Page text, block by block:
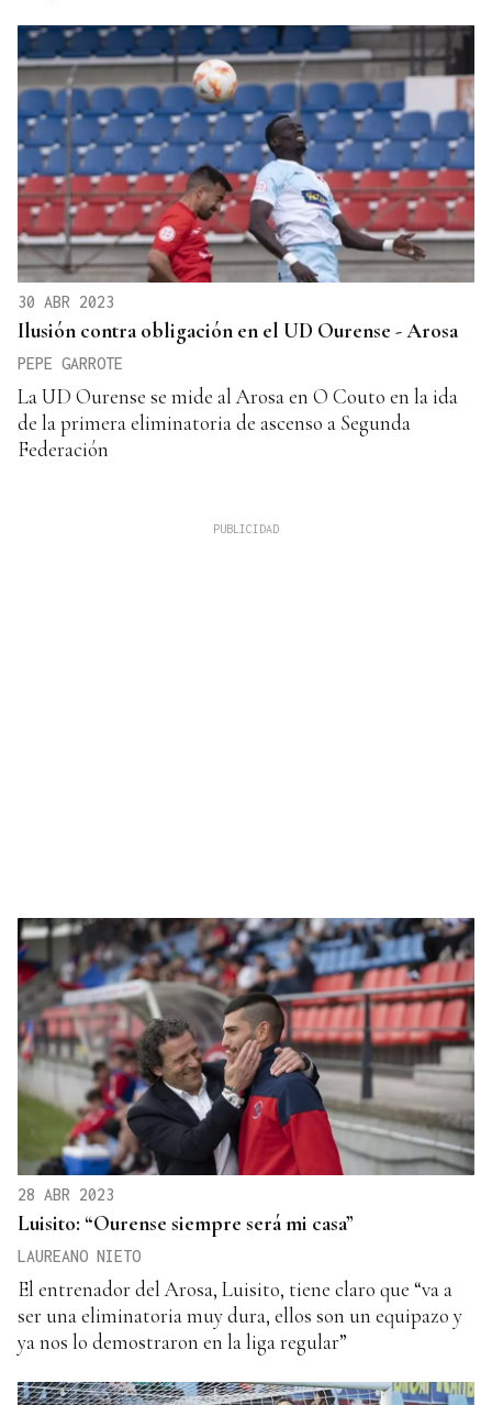
30 ABR 2023
Ilusión contra obligación en el UD Ourense - Arosa
PEPE GARROTE
La UD Ourense se mide al Arosa en O Couto en la ida
de la primera eliminatoria de ascenso a Segunda
Federación
28 ABR 2023
Luisito: “Ourense siempre será mi casa”
LAUREANO NIETO
El entrenador del Arosa, Luisito, tiene claro que “va a
ser una eliminatoria muy dura, ellos son un equipazo y
ya nos lo demostraron en la liga regular”